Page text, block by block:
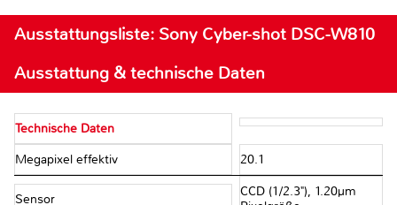
Ausstattungsliste: Sony Cyber-shot DSC-W810
Ausstattung & technische Daten
Technische Daten
Megapixel effektiv 20.1
Sensor
CCD (1/2.3"), 1.20µm